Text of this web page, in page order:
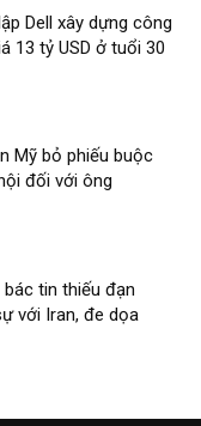
Dell xây dựng công
13 tỷ USD ở tuổi 30
Mỹ bỏ phiếu buộc
đối với ông
tin thiếu đạn
với Iran, đe dọa